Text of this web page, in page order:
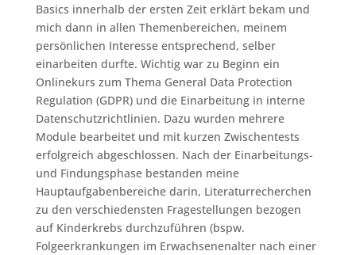
Basics innerhalb der ersten Zeit erklärt bekam und
mich dann in allen Themenbereichen, meinem
persönlichen Interesse entsprechend, selber
einarbeiten durfte. Wichtig war zu Beginn ein
Onlinekurs zum Thema General Data Protection
Regulation (GDPR) und die Einarbeitung in interne
Datenschutzrichtlinien. Dazu wurden mehrere
Module bearbeitet und mit kurzen Zwischentests
erfolgreich abgeschlossen. Nach der Einarbeitungs-
und Findungsphase bestanden meine
Hauptaufgabenbereiche darin, Literaturrecherchen
zu den verschiedensten Fragestellungen bezogen
auf Kinderkrebs durchzuführen (bspw.
Folgeerkrankungen im Erwachsenenalter nach einer